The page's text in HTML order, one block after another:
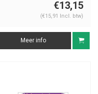
€13,15
(€15,91 Incl. btw)
Meer info